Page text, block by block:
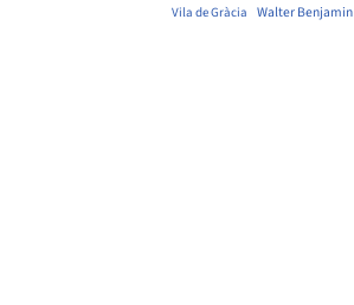
Vila de Gràcia Walter Benjamin